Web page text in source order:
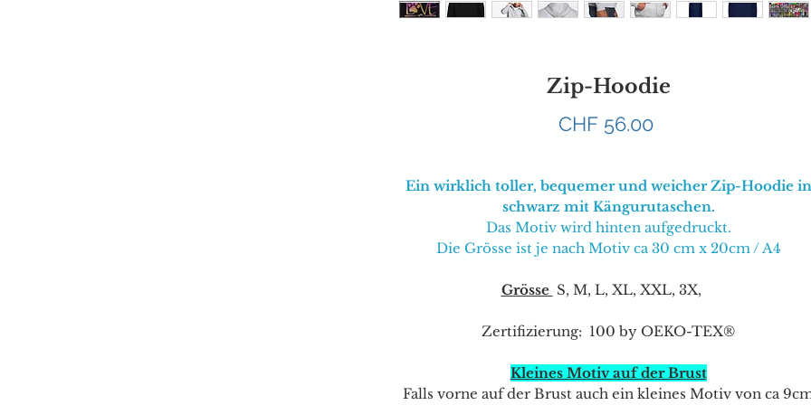
Zip-Hoodie
CHF 56.00Preis
Ein wirklich toller, bequemer und weicher Zip-Hoodie in
schwarz mit Kängurutaschen.
Das Motiv wird hinten aufgedruckt.
Die Grösse ist je nach Motiv ca 30 cm x 20cm / A4
Grösse S, M, L, XL, XXL, 3X,
Zertifizierung: 100 by OEKO-TEX®
Kleines Motiv auf der Brust
Falls vorne auf der Brust auch ein kleines Motiv von ca